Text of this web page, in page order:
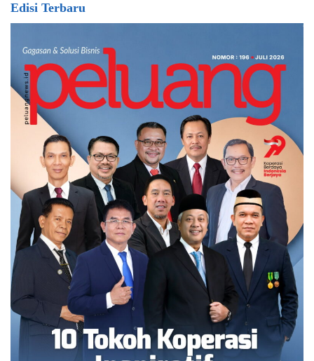
Edisi Terbaru